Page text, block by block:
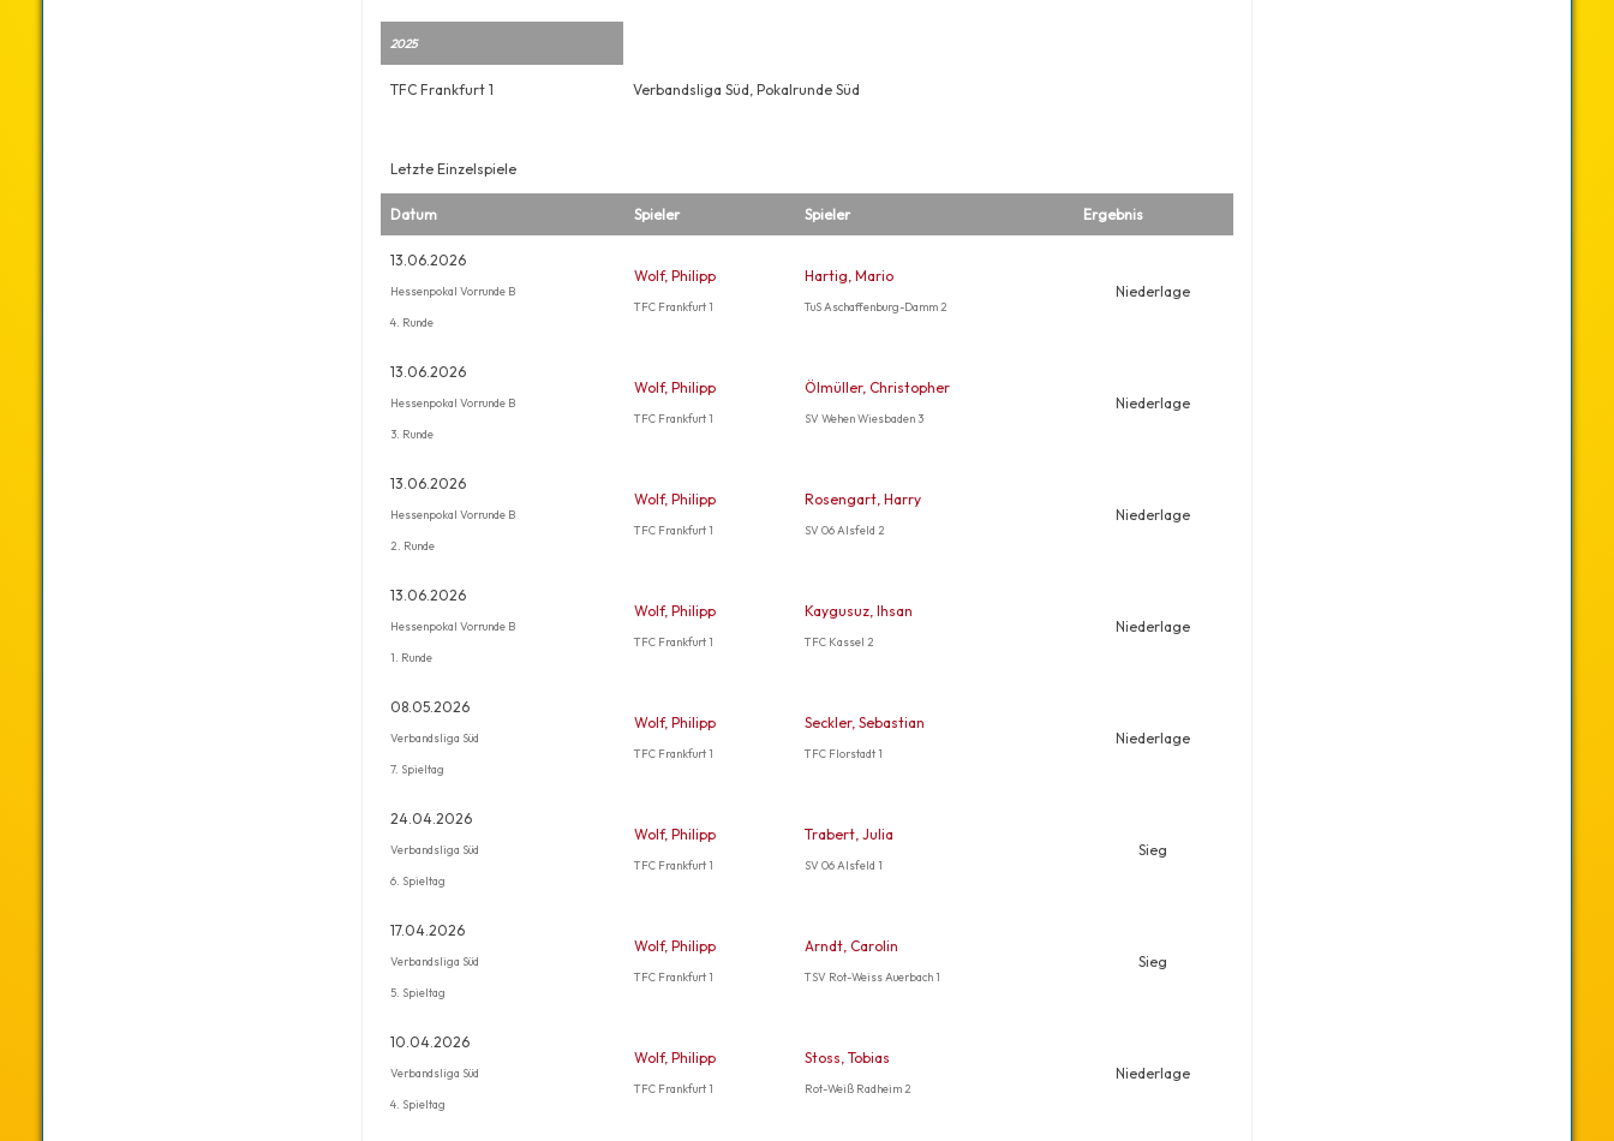
2025
TFC Frankfurt 1 Verbandsliga Süd, Pokalrunde Süd
Letzte Einzelspiele
Datum Spieler Spieler Ergebnis
13.06.2026
Hessenpokal Vorrunde B
4. Runde
Wolf, Philipp
TFC Frankfurt 1
Hartig, Mario
TuS Aschaffenburg-Damm 2
Niederlage
13.06.2026
Hessenpokal Vorrunde B
3. Runde
Wolf, Philipp
TFC Frankfurt 1
Ölmüller, Christopher
SV Wehen Wiesbaden 3
Niederlage
13.06.2026
Hessenpokal Vorrunde B
2. Runde
Wolf, Philipp
TFC Frankfurt 1
Rosengart, Harry
SV 06 Alsfeld 2
Niederlage
13.06.2026
Hessenpokal Vorrunde B
1. Runde
Wolf, Philipp
TFC Frankfurt 1
Kaygusuz, Ihsan
TFC Kassel 2
Niederlage
08.05.2026
Verbandsliga Süd
7. Spieltag
Wolf, Philipp
TFC Frankfurt 1
Seckler, Sebastian
TFC Florstadt 1
Niederlage
24.04.2026
Verbandsliga Süd
6. Spieltag
Wolf, Philipp
TFC Frankfurt 1
Trabert, Julia
SV 06 Alsfeld 1
Sieg
17.04.2026
Verbandsliga Süd
5. Spieltag
Wolf, Philipp
TFC Frankfurt 1
Arndt, Carolin
TSV Rot-Weiss Auerbach 1
Sieg
10.04.2026
Verbandsliga Süd
4. Spieltag
Wolf, Philipp
TFC Frankfurt 1
Stoss, Tobias
Rot-Weiß Radheim 2
Niederlage